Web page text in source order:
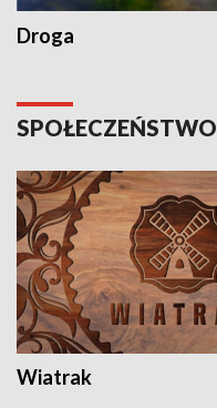
Droga
SPOŁECZEŃSTWO
Wiatrak